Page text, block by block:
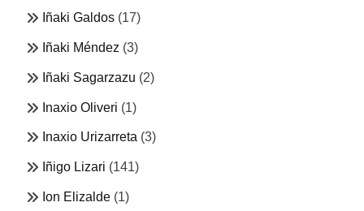
Iñaki Galdos (17)
Iñaki Méndez (3)
Iñaki Sagarzazu (2)
Inaxio Oliveri (1)
Inaxio Urizarreta (3)
Iñigo Lizari (141)
Ion Elizalde (1)